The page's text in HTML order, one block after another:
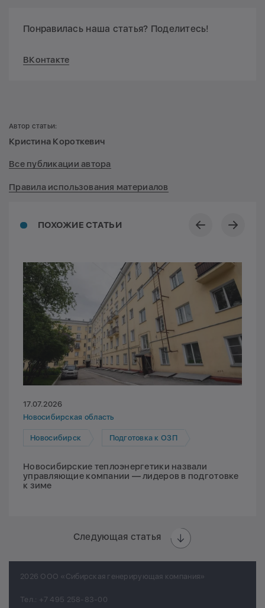
Понравилась наша статья? Поделитесь!
ВКонтакте
ПОХОЖИЕ СТАТЬИ
17.07.2026
Новосибирская область
Новосибирск Подготовка к ОЗП
Новосибирские теплоэнергетики назвали
управляющие компании — лидеров в подготовке
к зиме
Следующая статья
Автор статьи:
Кристина Короткевич
Все публикации автора
Правила использования материалов
2026 ООО «Сибирская генерирующая компания»
Тел.: +7 495 258-83-00